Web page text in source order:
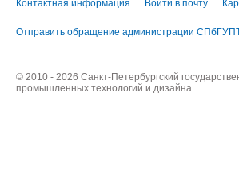
Контактная информация Войти в почту
Отправить обращение администрации
© 2010 - 2026 Санкт-Петербургский
промышленных технологий и дизайна